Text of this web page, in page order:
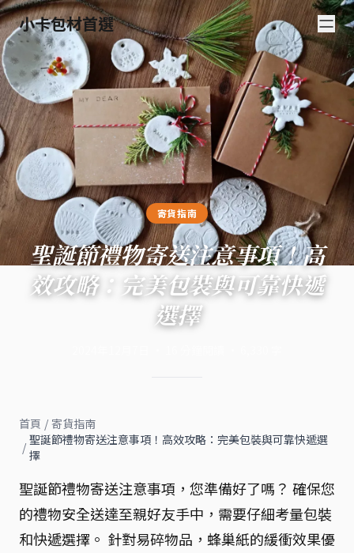
小卡包材首選
寄貨指南
聖誕節禮物寄送注意事項！高
效攻略：完美包裝與可靠快遞
選擇
首頁 / 寄貨指南
/ 聖誕節禮物寄送注意事項！高效攻略：完美包裝與可靠快遞選
擇
聖誕節禮物寄送注意事項，您準備好了嗎？ 確保您
的禮物安全送達至親好友手中，需要仔細考量包裝
和快遞選擇。 針對易碎物品，蜂巢紙的緩衝效果優